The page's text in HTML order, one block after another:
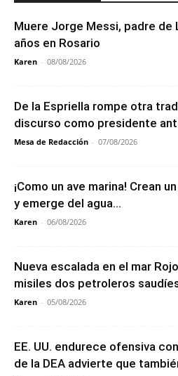
Muere Jorge Messi, padre de
años en Rosario
Karen - 08/08/2026
De la Espriella rompe otra
discurso como presidente
Mesa de Redacción - 07/08/2026
¡Como un ave marina! Crean
y emerge del agua...
Karen - 06/08/2026
Nueva escalada en el mar
misiles dos petroleros
Karen - 05/08/2026
EE. UU. endurece ofensiva
de la DEA advierte que